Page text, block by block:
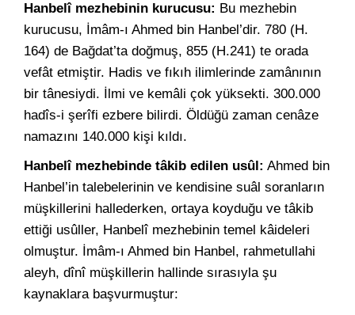
Hanbelî mezhebinin kurucusu: Bu mezhebin
kurucusu, İmâm-ı Ahmed bin Hanbel’dir. 780 (H.
164) de Bağdat’ta doğmuş, 855 (H.241) te orada
vefât etmiştir. Hadis ve fıkıh ilimlerinde zamânının
bir tânesiydi. İlmi ve kemâli çok yüksekti. 300.000
hadîs-i şerîfi ezbere bilirdi. Öldüğü zaman cenâze
namazını 140.000 kişi kıldı.
Hanbelî mezhebinde tâkib edilen usûl: Ahmed bin
Hanbel’in talebelerinin ve kendisine suâl soranların
müşkillerini hallederken, ortaya koyduğu ve tâkib
ettiği usûller, Hanbelî mezhebinin temel kâideleri
olmuştur. İmâm-ı Ahmed bin Hanbel, rahmetullahi
aleyh, dînî müşkillerin hallinde sırasıyla şu
kaynaklara başvurmuştur: